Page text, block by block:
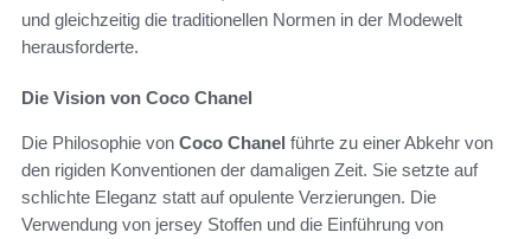
und gleichzeitig die traditionellen Normen in der Modewelt
herausforderte.
Die Vision von Coco Chanel
Die Philosophie von Coco Chanel führte zu einer Abkehr von
den rigiden Konventionen der damaligen Zeit. Sie setzte auf
schlichte Eleganz statt auf opulente Verzierungen. Die
Verwendung von jersey Stoffen und die Einführung von